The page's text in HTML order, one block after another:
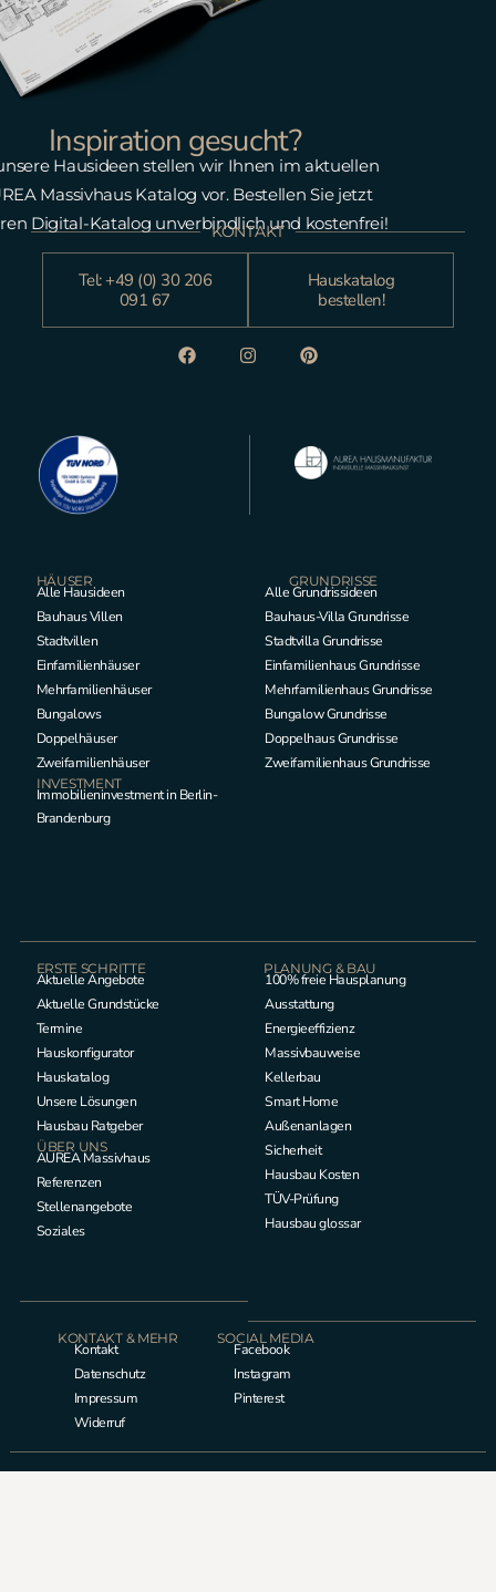
Inspiration gesucht?
Hausideen stellen wir Ihnen im aktuellen
Massivhaus Katalog vor. Bestellen Sie jetzt
Digital-Katalog unverbindlich und kostenfrei!
KONTAKT
Tel: +49 (0) 30 206
091 67
Hauskatalog
bestellen!
HÄUSER
Alle Hausideen
Bauhaus Villen
Stadtvillen
Einfamilienhäuser
Mehrfamilienhäuser
Bungalows
Doppelhäuser
Zweifamilienhäuser
INVESTMENT
Immobilieninvestment in Berlin-
Brandenburg
GRUNDRISSE
Alle Grundrissideen
Bauhaus-Villa Grundrisse
Stadtvilla Grundrisse
Einfamilienhaus Grundrisse
Mehrfamilienhaus Grundrisse
Bungalow Grundrisse
Doppelhaus Grundrisse
Zweifamilienhaus Grundrisse
ERSTE SCHRITTE
Aktuelle Angebote
Aktuelle Grundstücke
Termine
Hauskonfigurator
Hauskatalog
Unsere Lösungen
Hausbau Ratgeber
ÜBER UNS
AUREA Massivhaus
Referenzen
Stellenangebote
Soziales
PLANUNG & BAU
100% freie Hausplanung
Ausstattung
Energieeffizienz
Massivbauweise
Kellerbau
Smart Home
Außenanlagen
Sicherheit
Hausbau Kosten
TÜV-Prüfung
Hausbau glossar
KONTAKT & MEHR
Kontakt
Datenschutz
Impressum
Widerruf
SOCIAL MEDIA
Facebook
Instagram
Pinterest